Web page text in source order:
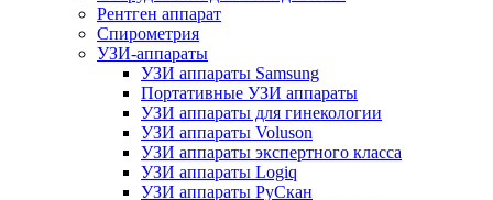
Рентген аппарат
Спирометрия
УЗИ-аппараты
УЗИ аппараты Samsung
Портативные УЗИ аппараты
УЗИ аппараты для гинекологии
УЗИ аппараты Voluson
УЗИ аппараты экспертного класса
УЗИ аппараты Logiq
УЗИ аппараты РуСкан